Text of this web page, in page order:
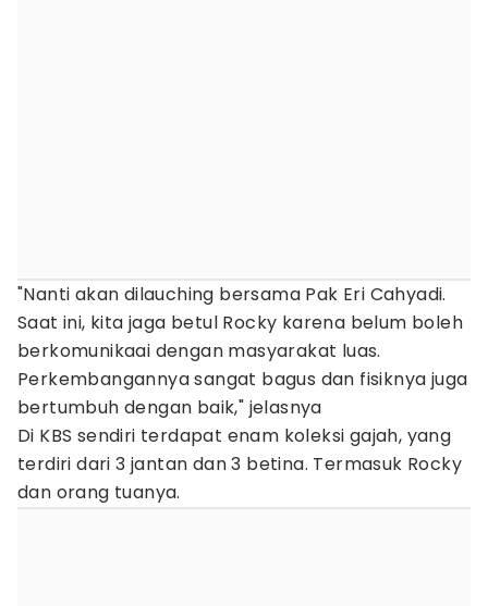
"Nanti akan dilauching bersama Pak Eri Cahyadi.
Saat ini, kita jaga betul Rocky karena belum boleh
berkomunikaai dengan masyarakat luas.
Perkembangannya sangat bagus dan fisiknya juga
bertumbuh dengan baik," jelasnya
Di KBS sendiri terdapat enam koleksi gajah, yang
terdiri dari 3 jantan dan 3 betina. Termasuk Rocky
dan orang tuanya.